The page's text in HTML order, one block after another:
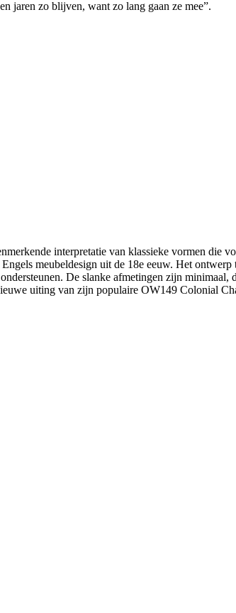
jaren zo blijven, want zo lang gaan ze mee”.
interpretatie van klassieke vormen die
meubeldesign uit de 18e eeuw. Het
De slanke afmetingen zijn
uiting van zijn populaire OW149 Colonial